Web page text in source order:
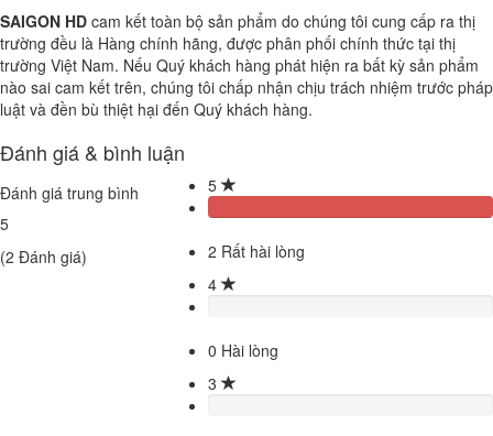
SAIGON HD cam kết toàn bộ sản phẩm do chúng tôi cung cấp ra thị
trường đều là Hàng chính hãng, được phân phối chính thức tại thị
trường Việt Nam. Nếu Quý khách hàng phát hiện ra bất kỳ sản phẩm
nào sai cam kết trên, chúng tôi chấp nhận chịu trách nhiệm trước pháp
luật và đền bù thiệt hại đến Quý khách hàng.
Đánh giá & bình luận
Đánh giá trung bình
5
(2 Đánh giá)
5
2 Rất hài lòng
4
0 Hài lòng
3